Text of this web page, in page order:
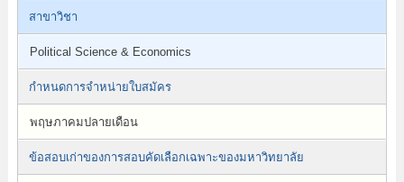
สาขาวิชา
Political Science & Economics
กำหนดการจำหน่ายใบสมัคร
พฤษภาคมปลายเดือน
ข้อสอบเก่าของการสอบคัดเลือกเฉพาะของมหาวิทยาลัย